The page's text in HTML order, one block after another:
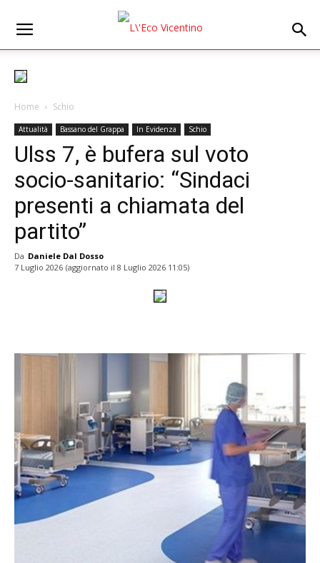
Home Schio
Attualità Bassano del Grappa In Evidenza Schio
Ulss 7, è bufera sul voto
socio-sanitario: “Sindaci
presenti a chiamata del
partito”
Da Daniele Dal Dosso
7 Luglio 2026 (aggiornato il 8 Luglio 2026 11:05)